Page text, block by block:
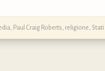
Paul Craig Roberts religione